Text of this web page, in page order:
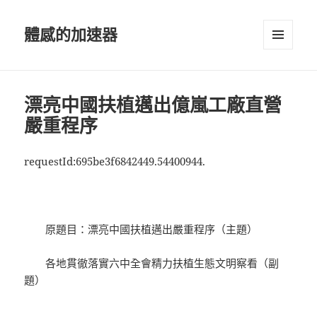
體感的加速器
漂亮中國扶植邁出億嵐工廠直營
嚴重程序
requestId:695be3f6842449.54400944.
原題目：漂亮中國扶植邁出嚴重程序（主題）
各地貫徹落實六中全會精力扶植生態文明察看（副
題）